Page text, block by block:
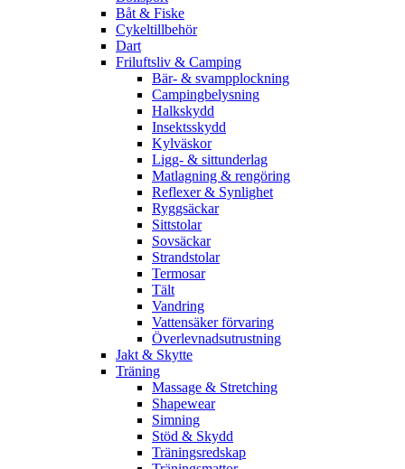
Båt & Fiske
Cykeltillbehör
Dart
Friluftsliv & Camping
Bär- & svampplockning
Campingbelysning
Halkskydd
Insektsskydd
Kylväskor
Ligg- & sittunderlag
Matlagning & rengöring
Reflexer & Synlighet
Ryggsäckar
Sittstolar
Sovsäckar
Strandstolar
Termosar
Tält
Vandring
Vattensäker förvaring
Överlevnadsutrustning
Jakt & Skytte
Träning
Massage & Stretching
Shapewear
Simning
Stöd & Skydd
Träningsredskap